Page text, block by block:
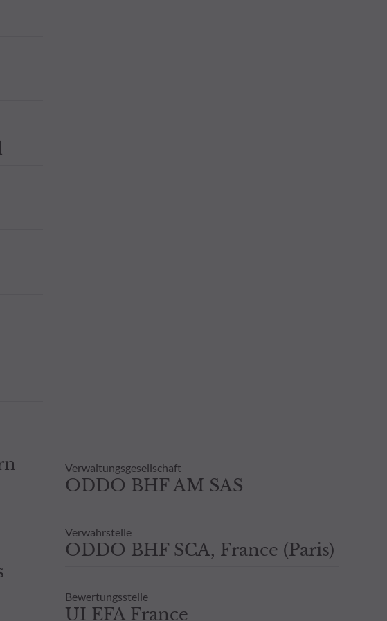
Verwaltungsgesellschaft
ODDO BHF AM SAS
Verwahrstelle
ODDO BHF SCA, France (Paris)
Bewertungsstelle
UI EFA France
Informationen sind auf Anfrage erhältlich.
zeitlichen Verzögerung auch
Wertentwicklung gegeben.